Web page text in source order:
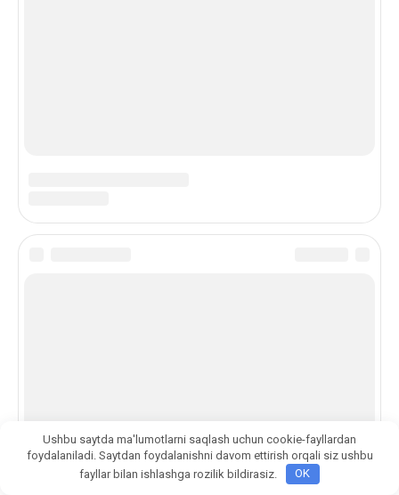
Ushbu saytda ma'lumotlarni saqlash uchun cookie-fayllardan
foydalaniladi. Saytdan foydalanishni davom ettirish orqali siz ushbu
fayllar bilan ishlashga rozilik bildirasiz.
OK